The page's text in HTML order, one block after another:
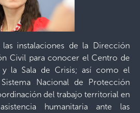
instalaciones de la Dirección
Civil para conocer el Centro de
y la Sala de Crisis; así como el
Nacional de Protección
del trabajo territorial en
humanitaria ante las